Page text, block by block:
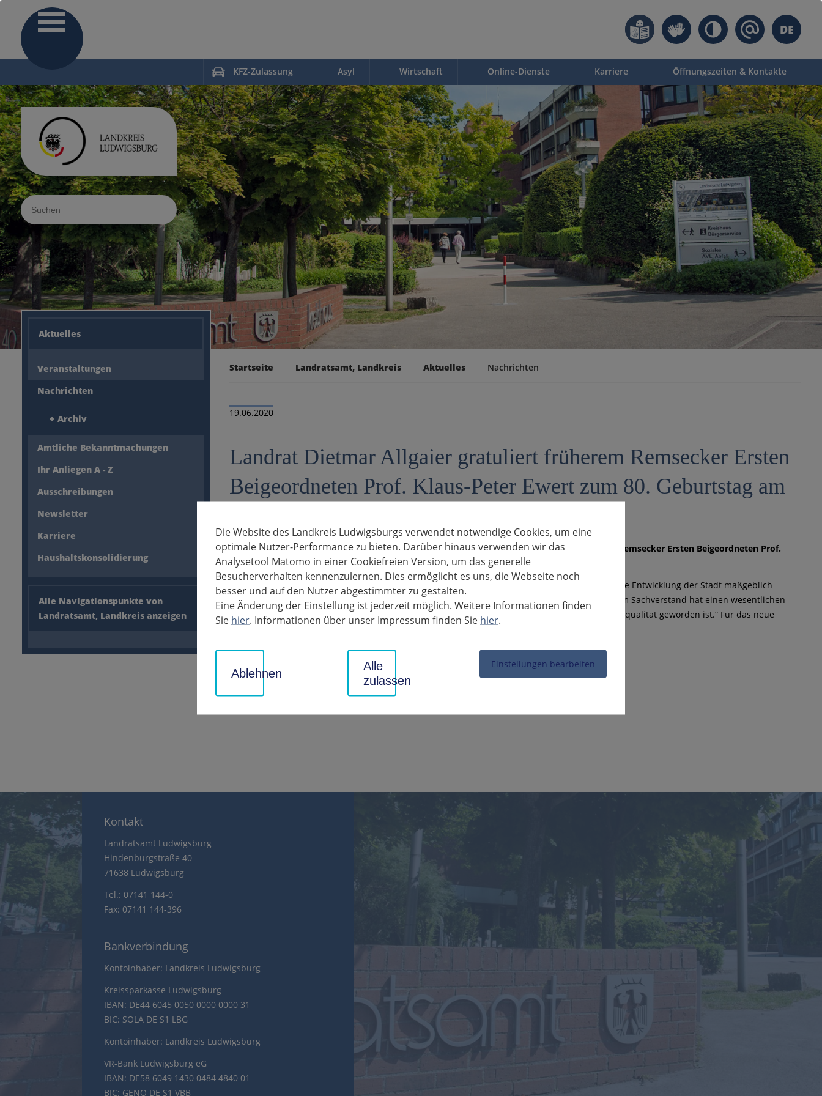
DE
KFZ-Zulassung Asyl Wirtschaft Online-Dienste Karriere Öffnungszeiten & Kontakte
Sucheingabe
Aktuelles
Veranstaltungen
Nachrichten
Archiv
Amtliche Bekanntmachungen
Ihr Anliegen A - Z
Ausschreibungen
Newsletter
Karriere
Haushaltskonsolidierung
Alle Navigationspunkte von
Landratsamt, Landkreis anzeigen
Startseite Landratsamt, Landkreis Aktuelles Nachrichten
19.06.2020
Landrat Dietmar Allgaier gratuliert früherem Remsecker Ersten
Beigeordneten Prof. Klaus-Peter Ewert zum 80. Geburtstag am
Zum 80. Geburtstag am heutigen Samstag gratuliert Landrat Dietmar Allgaier dem früheren Remsecker Ersten Beigeordneten Prof.
Klaus-Peter Ewert mit einem Brief.
Darin heißt es: „In zwei Amtszeiten als Erster Beigeordneter in Remseck am Neckar haben Sie die Entwicklung der Stadt maßgeblich
geprägt. Ihr kommunalpolitisches Geschick gepaart mit hoher fachlicher Kompetenz und großem Sachverstand hat einen wesentlichen
Beitrag dazu geleistet, dass Remseck am Neckar eine beliebte Wohngemeinde mit hoher Lebensqualität geworden ist.“ Für das neue
Lebensjahr wünscht Landrat Allgaier dem Jubilar „alles Gute, vor allem Gesundheit“.
Kontakt
Landratsamt Ludwigsburg
Hindenburgstraße 40
71638 Ludwigsburg
Tel.: 07141 144-0
Fax: 07141 144-396
Bankverbindung
Kontoinhaber: Landkreis Ludwigsburg
Kreissparkasse Ludwigsburg
IBAN: DE44 6045 0050 0000 0000 31
BIC: SOLA DE S1 LBG
Kontoinhaber: Landkreis Ludwigsburg
VR-Bank Ludwigsburg eG
IBAN: DE58 6049 1430 0484 4840 01
BIC: GENO DE S1 VBB
Die Website des Landkreis Ludwigsburgs verwendet notwendige Cookies, um eine
optimale Nutzer-Performance zu bieten. Darüber hinaus verwenden wir das
Analysetool Matomo in einer Cookiefreien Version, um das generelle
Besucherverhalten kennenzulernen. Dies ermöglicht es uns, die Webseite noch
besser und auf den Nutzer abgestimmter zu gestalten.
Eine Änderung der Einstellung ist jederzeit möglich. Weitere Informationen finden
Sie hier. Informationen über unser Impressum finden Sie hier.
Einstellungen bearbeiten
Ablehnen
Alle
zulassen